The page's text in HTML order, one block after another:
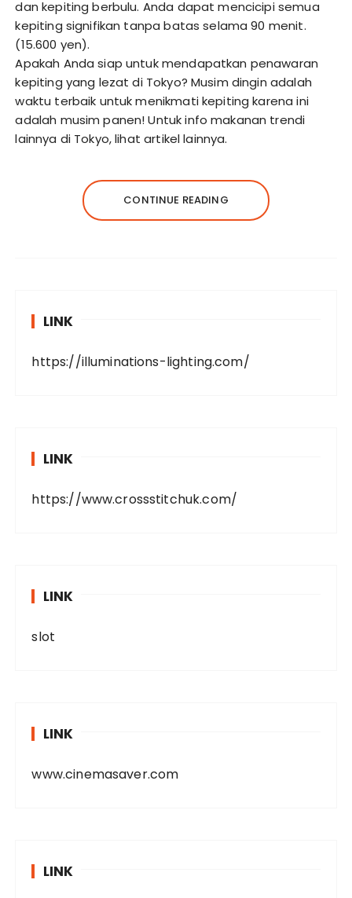
dan kepiting berbulu. Anda dapat mencicipi semua
kepiting signifikan tanpa batas selama 90 menit.
(15.600 yen).
Apakah Anda siap untuk mendapatkan penawaran
kepiting yang lezat di Tokyo? Musim dingin adalah
waktu terbaik untuk menikmati kepiting karena ini
adalah musim panen! Untuk info makanan trendi
lainnya di Tokyo, lihat artikel lainnya.
CONTINUE READING
LINK
https://illuminations-lighting.com/
LINK
https://www.crossstitchuk.com/
LINK
slot
LINK
www.cinemasaver.com
LINK